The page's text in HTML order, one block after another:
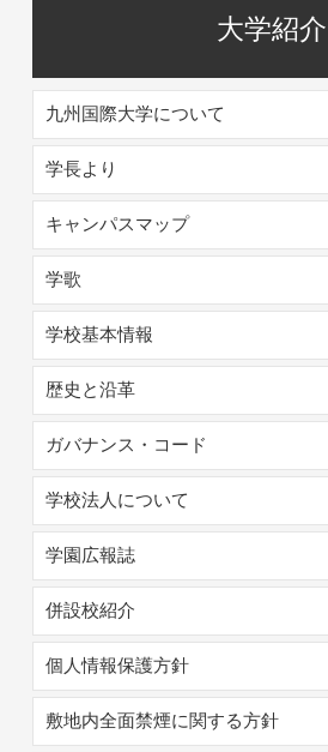
大学紹介
九州国際大学について
学長より
キャンパスマップ
学歌
学校基本情報
歴史と沿革
ガバナンス・コード
学校法人について
学園広報誌
併設校紹介
個人情報保護方針
敷地内全面禁煙に関する方針